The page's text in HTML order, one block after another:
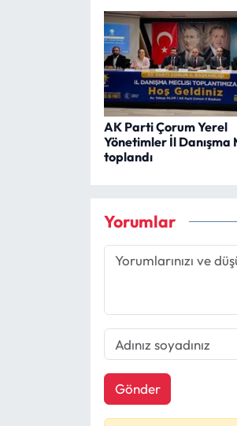
AK Parti Çorum Yerel
Yönetimler İl Danışma
toplandı
Yorumlar
Gönder